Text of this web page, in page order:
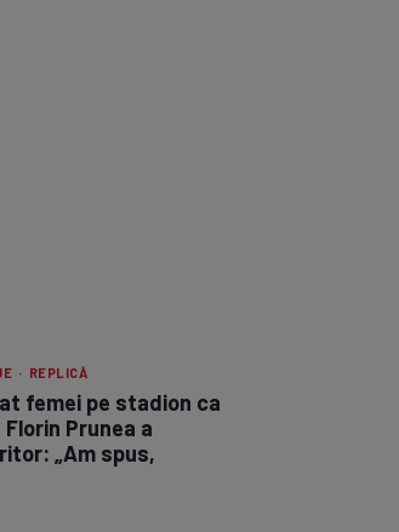
· REPLICĂ
femei pe stadion ca
Prunea a
„Am spus,